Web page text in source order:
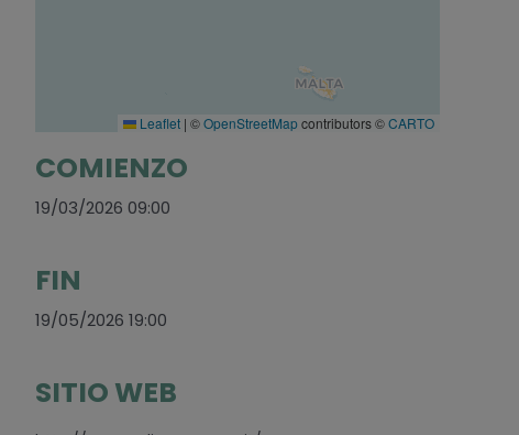
Leaflet | ©OpenStreetMapcontributors ©CARTO
COMIENZO
19/03/2026 09:00
FIN
19/05/2026 19:00
SITIO WEB